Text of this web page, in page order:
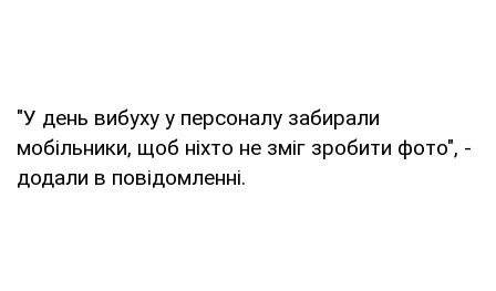
"У день вибуху у персоналу забирали
мобільники, щоб ніхто не зміг зробити фото", -
додали в повідомленні.